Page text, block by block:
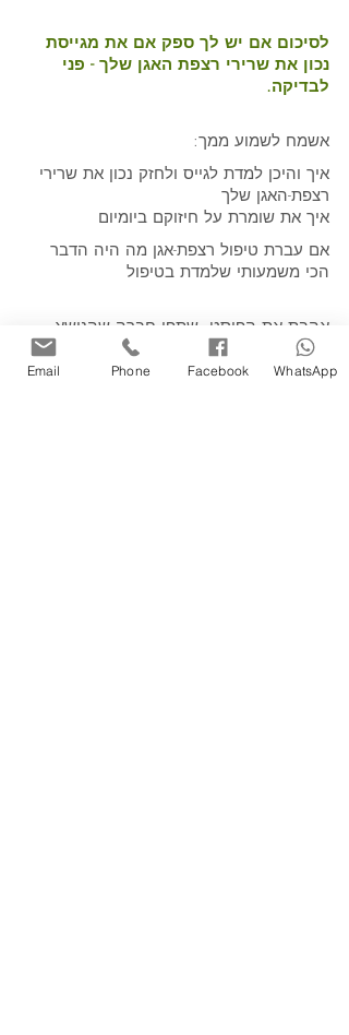
לסיכום אם יש לך ספק אם את מגייסת
נכון את שרירי רצפת האגן שלך - פני
לבדיקה.
אשמח לשמוע ממך:
איך והיכן למדת לגייס ולחזק נכון את שרירי
רצפת-האגן שלך
איך את שומרת על חיזוקם ביומיום
אם עברת טיפול רצפת-אגן מה היה הדבר
הכי משמעותי שלמדת בטיפול
אהבת את הפוסט, שתפי חברה שהנושא
יעניין אותה.
Email Phone Facebook WhatsApp